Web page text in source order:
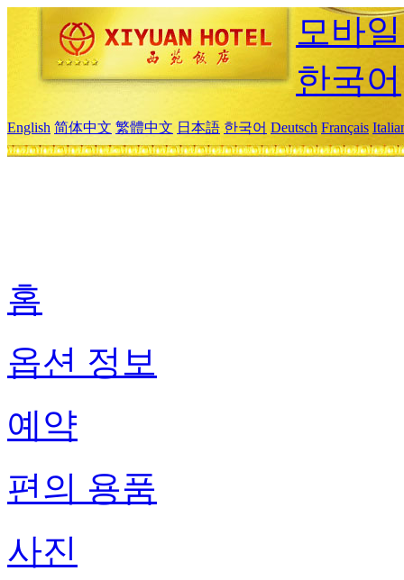
모바
한국어
English 简体中文 繁體中文 日本語 한국어 Deutsch Français
홈
옵션 정보
예약
편의 용품
사진